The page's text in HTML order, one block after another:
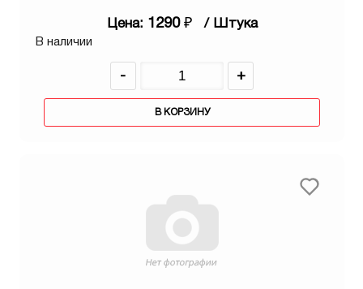
Цена: 1290 ₽ / Штука
В наличии
- +
В КОРЗИНУ